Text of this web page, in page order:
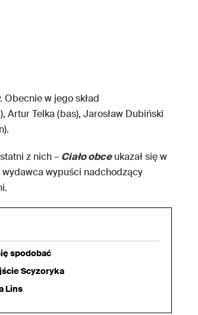
Obecnie w jego skład
Artur Telka (bas), Jarosław Dubiński
z nich – Ciało obceukazał się w
wydawca wypuści nadchodzący
spodobać
Scyzoryka
Lins